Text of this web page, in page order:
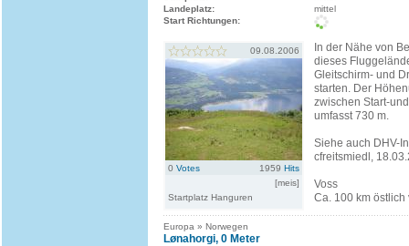
Landeplatz:
mittel
Start Richtungen:
09.08.2006
0 Votes 1959 Hits
[meis]
Startplatz Hanguren
In der Nähe von
dieses
Gleitschirm- und
starten. Der
zwischen Start-
umfasst 730 m.
Siehe auch DHV-
cfreitsmiedl,
Voss
Ca. 100 km östlich
Europa » Norwegen
Lønahorgi, 0 Meter